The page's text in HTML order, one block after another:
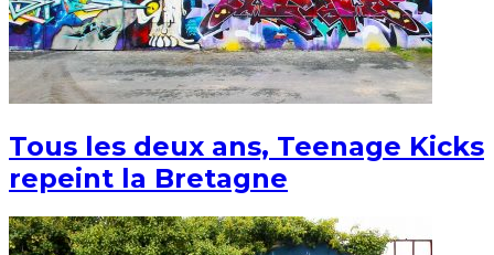
Tous les deux ans, Teenage Kicks
repeint la Bretagne